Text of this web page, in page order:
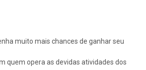
muito mais chances de ganhar seu
quem opera as devidas atividades dos